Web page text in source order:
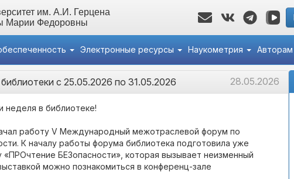
им. А.И. Герцена
Марии Федоровны
Электронные ресурсы Наукометрия
28.05.2026
с 25.05.2026 по 31.05.2026
в библиотеке!
работу V Международный межотраслевой форум по
К началу работы форума библиотека подготовила уже
БЕЗопасности», которая вызывает неизменный
можно познакомиться в конференц-зале